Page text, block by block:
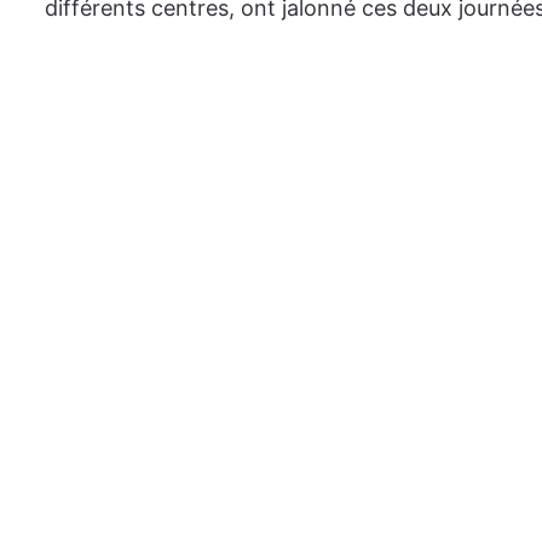
différents centres, ont jalonné ces deux